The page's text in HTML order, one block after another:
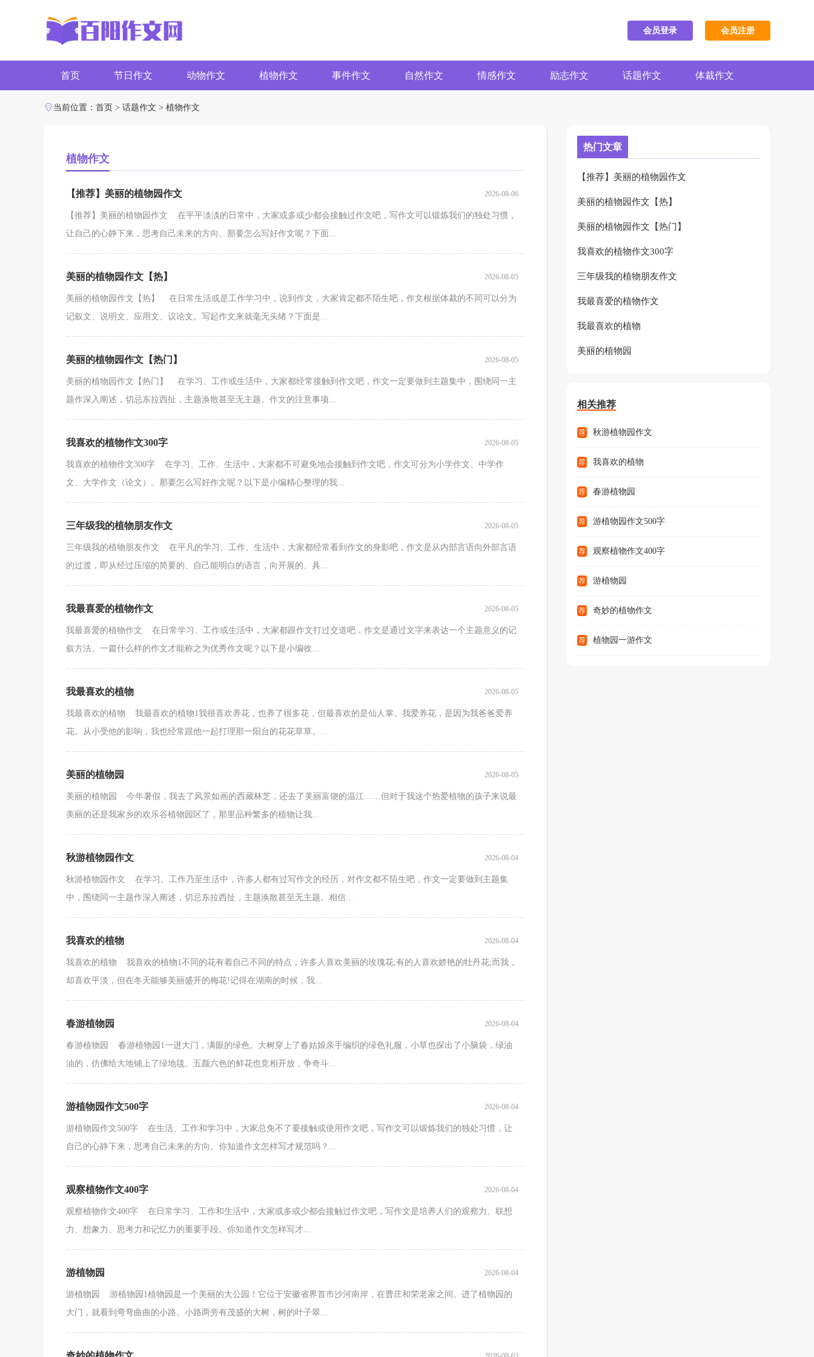
会员登录 会员注册
首页 节日作文 动物作文 植物作文 事件作文 自然作文 情感作文 励志作文 话题作文 体裁作文
字数作文 写作素材
当前位置： 首页 > 话题作文 > 植物作文
植物作文
【推荐】美丽的植物园作文 2026-08-06
【推荐】美丽的植物园作文 在平平淡淡的日常中，大家或多或少都会接触过作文吧，写作文可以锻炼我们的独处习惯，
让自己的心静下来，思考自己未来的方向。那要怎么写好作文呢？下面...
美丽的植物园作文【热】 2026-08-05
美丽的植物园作文【热】 在日常生活或是工作学习中，说到作文，大家肯定都不陌生吧，作文根据体裁的不同可以分为
记叙文、说明文、应用文、议论文。写起作文来就毫无头绪？下面是...
美丽的植物园作文【热门】 2026-08-05
美丽的植物园作文【热门】 在学习、工作或生活中，大家都经常接触到作文吧，作文一定要做到主题集中，围绕同一主
题作深入阐述，切忌东拉西扯，主题涣散甚至无主题。作文的注意事项...
我喜欢的植物作文300字 2026-08-05
我喜欢的植物作文300字 在学习、工作、生活中，大家都不可避免地会接触到作文吧，作文可分为小学作文、中学作
文、大学作文（论文）。那要怎么写好作文呢？以下是小编精心整理的我...
三年级我的植物朋友作文 2026-08-05
三年级我的植物朋友作文 在平凡的学习、工作、生活中，大家都经常看到作文的身影吧，作文是从内部言语向外部言语
的过渡，即从经过压缩的简要的、自己能明白的语言，向开展的、具...
我最喜爱的植物作文 2026-08-05
我最喜爱的植物作文 在日常学习、工作或生活中，大家都跟作文打过交道吧，作文是通过文字来表达一个主题意义的记
叙方法。一篇什么样的作文才能称之为优秀作文呢？以下是小编收...
我最喜欢的植物 2026-08-05
我最喜欢的植物 我最喜欢的植物1我很喜欢养花，也养了很多花，但最喜欢的是仙人掌。我爱养花，是因为我爸爸爱养
花。从小受他的影响，我也经常跟他一起打理那一阳台的花花草草。...
美丽的植物园 2026-08-05
美丽的植物园 今年暑假，我去了风景如画的西藏林芝，还去了美丽富饶的温江……但对于我这个热爱植物的孩子来说最
美丽的还是我家乡的欢乐谷植物园区了，那里品种繁多的植物让我...
秋游植物园作文 2026-08-04
秋游植物园作文 在学习、工作乃至生活中，许多人都有过写作文的经历，对作文都不陌生吧，作文一定要做到主题集
中，围绕同一主题作深入阐述，切忌东拉西扯，主题涣散甚至无主题。相信...
我喜欢的植物 2026-08-04
我喜欢的植物 我喜欢的植物1不同的花有着自己不同的特点，许多人喜欢美丽的玫瑰花;有的人喜欢娇艳的牡丹花;而我，
却喜欢平淡，但在冬天能够美丽盛开的梅花!记得在湖南的时候，我...
春游植物园 2026-08-04
春游植物园 春游植物园1一进大门，满眼的绿色。大树穿上了春姑娘亲手编织的绿色礼服，小草也探出了小脑袋，绿油
油的，仿佛给大地铺上了绿地毯。五颜六色的鲜花也竞相开放，争奇斗...
游植物园作文500字 2026-08-04
游植物园作文500字 在生活、工作和学习中，大家总免不了要接触或使用作文吧，写作文可以锻炼我们的独处习惯，让
自己的心静下来，思考自己未来的方向。你知道作文怎样写才规范吗？...
观察植物作文400字 2026-08-04
观察植物作文400字 在日常学习、工作和生活中，大家或多或少都会接触过作文吧，写作文是培养人们的观察力、联想
力、想象力、思考力和记忆力的重要手段。你知道作文怎样写才...
游植物园 2026-08-04
游植物园 游植物园1植物园是一个美丽的大公园！它位于安徽省界首市沙河南岸，在曹庄和荣老家之间。进了植物园的
大门，就看到弯弯曲曲的小路。小路两旁有茂盛的大树，树的叶子翠...
热门文章
【推荐】美丽的植物园作文
美丽的植物园作文【热】
美丽的植物园作文【热门】
我喜欢的植物作文300字
三年级我的植物朋友作文
我最喜爱的植物作文
我最喜欢的植物
美丽的植物园
相关推荐
荐 秋游植物园作文
荐 我喜欢的植物
荐 春游植物园
荐 游植物园作文500字
荐 观察植物作文400字
荐 游植物园
荐 奇妙的植物作文
荐 植物园一游作文